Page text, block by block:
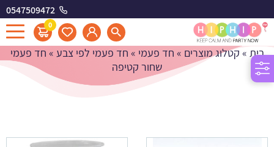
0547509472
0
חד פעמי שחור קטיפה
בית » קטלוג מוצרים » חד פעמי » חד פעמי לפי צבע » חד פעמי
שחור קטיפה